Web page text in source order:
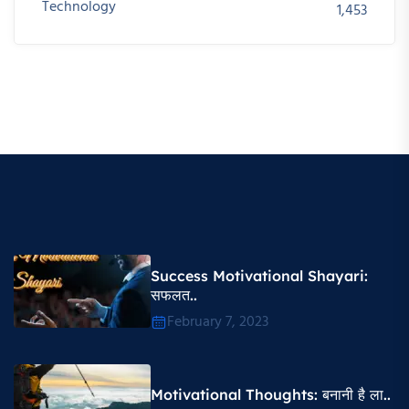
Technology
1,453
Success Motivational Shayari​:
सफलत..
February 7, 2023
Motivational Thoughts​: बनानी है ला..